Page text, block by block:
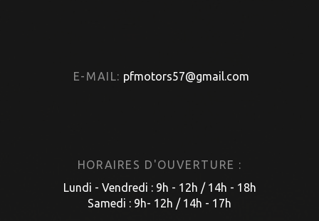
E-MAIL: pfmotors57@gmail.com
HORAIRES D'OUVERTURE :
Lundi - Vendredi : 9h - 12h / 14h - 18h
Samedi : 9h- 12h / 14h - 17h